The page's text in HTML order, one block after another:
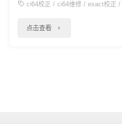
ci64校正 / ci64维修/ exact校正 /
点击查看 "爱